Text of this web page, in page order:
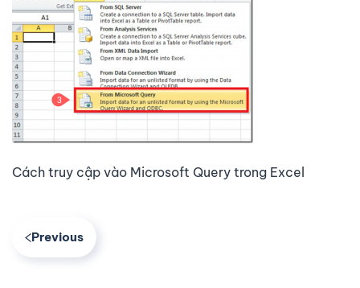
Cách truy cập vào Microsoft Query trong Excel
Previous